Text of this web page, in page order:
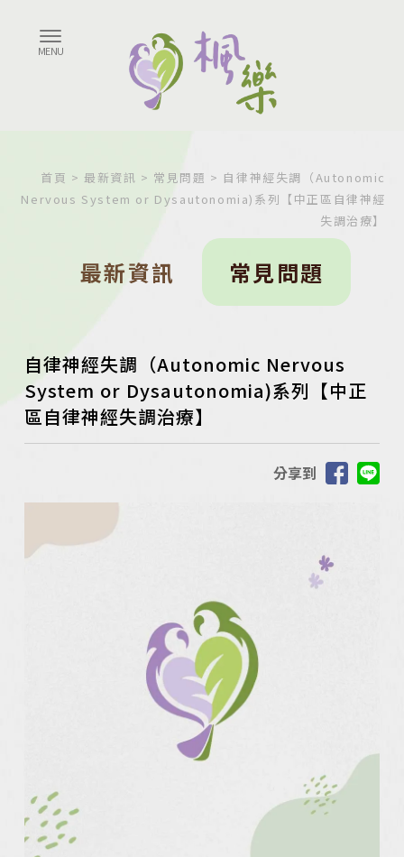
首頁 > 最新資訊 > 常見問題 > 自律神經失調（Autonomic
Nervous System or Dysautonomia)系列【中正區自律神經
失調治療】
最新資訊 常見問題
自律神經失調（Autonomic Nervous
System or Dysautonomia)系列【中正
區自律神經失調治療】
分享到